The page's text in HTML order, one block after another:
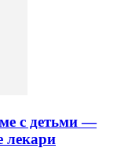
с детьми —
лекари